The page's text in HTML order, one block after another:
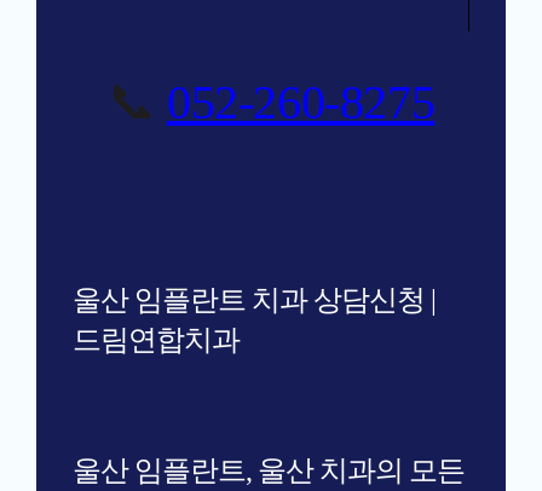
울산 임플란트 치과 상담신청 |
드림연합치과
것 만나러 가기! 👇
드림연합치과 네이버 예약 바로가기